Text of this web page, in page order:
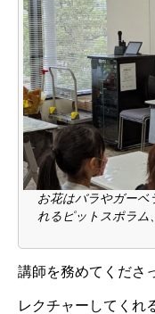
お花はバラやガーベ
れるピットスポラム
講師を務めてくださ
レクチャーしてくれ